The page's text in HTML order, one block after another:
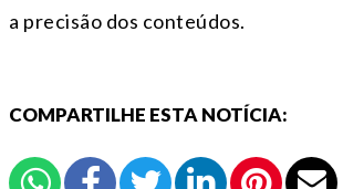
a precisão dos conteúdos.
COMPARTILHE ESTA NOTÍCIA: